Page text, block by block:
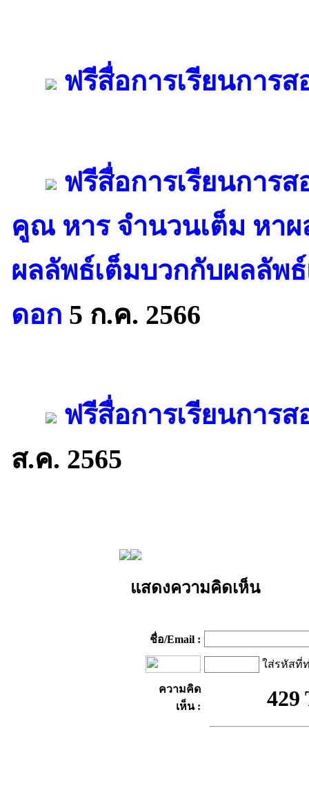
ฟรีสื่อการเรียนการ
ฟรีสื่อการเรียนการ
คูณ หาร จำนวนเต็ม หา
ผลลัพธ์เต็มบวกกับผลลัพ
ดอก 5 ก.ค. 2566
ฟรีสื่อการเรียนการส
ส.ค. 2565
แสดงความคิดเห็น
ชื่อ/Email :
ใส่รหัสที่
ความคิด
เห็น :